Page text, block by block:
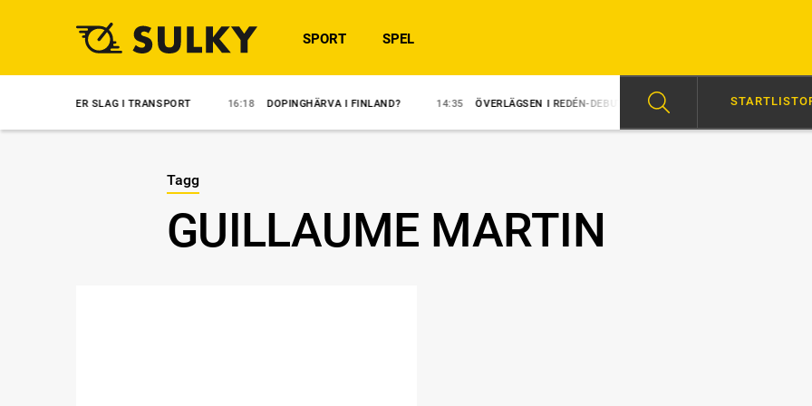
SPORT SPEL
SLAG I TRANSPORT 16:18 DOPINGHÄRVA I FINLAND? 14:35 ÖVERLÄGSEN I REDÉN-DEBUT 14:31 MAJBLOMSTER KOM LÖS EFTER
Tagg
GUILLAUME MARTIN